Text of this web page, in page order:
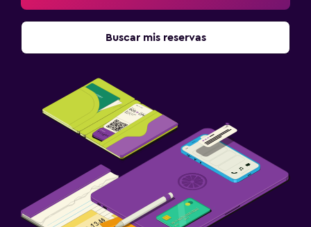
Buscar mis reservas